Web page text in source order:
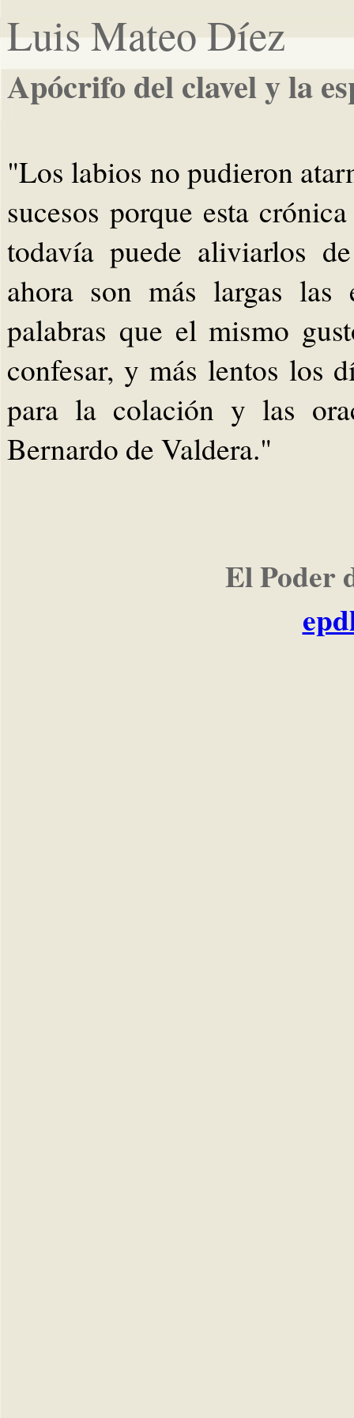
Luis Mateo Díez
Apócrifo del clavel y la
"Los labios no pudieron
sucesos porque esta
todavía puede aliviarlos
ahora son más largas las
palabras que el mismo
confesar, y más lentos los
para la colación y las
Bernardo de Valdera."
El Poder